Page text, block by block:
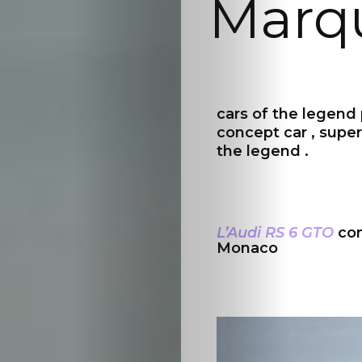
Cars
de
collection
Hors-
Fonds
cars of the legend
concept car ,
the legend .
L’Audi RS 6 GTO
Monaco